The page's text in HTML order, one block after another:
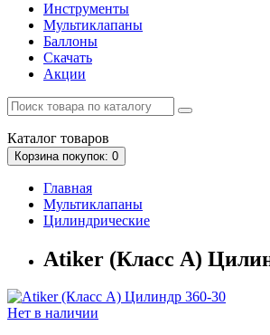
Инструменты
Мультиклапаны
Баллоны
Скачать
Акции
Каталог товаров
Корзина покупок: 0
Главная
Мультиклапаны
Цилиндрические
Atiker (Класс А)
Нет в наличии